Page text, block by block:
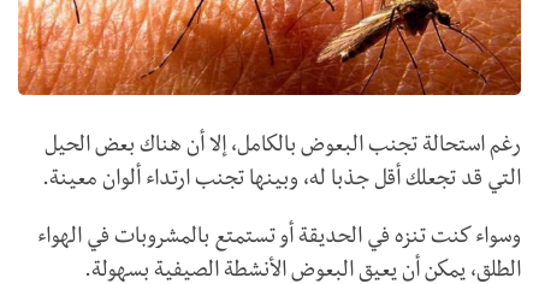
رغم استحالة تجنب البعوض بالكامل، إلا أن هناك بعض الحيل
التي قد تجعلك أقل جذبا له، وبينها تجنب ارتداء ألوان معينة.
وسواء كنت تنزه في الحديقة أو تستمتع بالمشروبات في الهواء
الطلق، يمكن أن يعيق البعوض الأنشطة الصيفية بسهولة.